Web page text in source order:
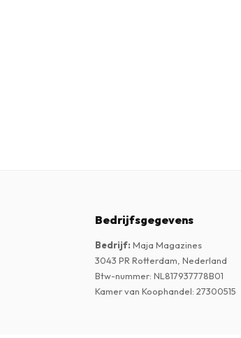
Bedrijfsgegevens
Bedrijf: Maja Magazines
3043 PR Rotterdam, Nederland
Btw-nummer: NL817937778B01
Kamer van Koophandel: 27300515